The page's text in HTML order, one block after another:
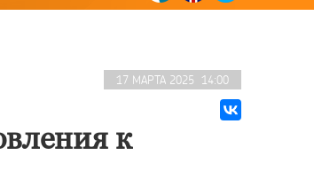
17 МАРТА 2025 14:00
к